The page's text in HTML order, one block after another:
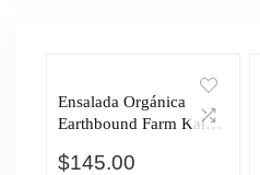
Ensalada Orgánica
Earthbound Farm Kale
$145.00